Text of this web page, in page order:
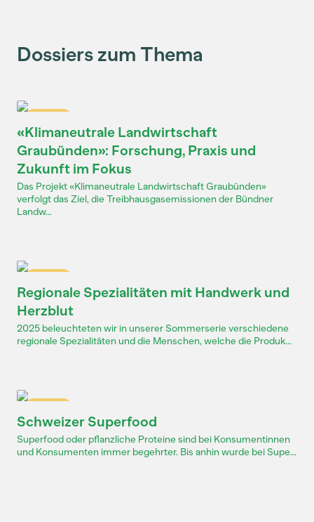
Dossiers zum Thema
«Klimaneutrale Landwirtschaft
Graubünden»: Forschung, Praxis und
Zukunft im Fokus
Das Projekt «Klimaneutrale Landwirtschaft Graubünden»
verfolgt das Ziel, die Treibhausgasemissionen der Bündner
Landw...
Regionale Spezialitäten mit Handwerk und
Herzblut
2025 beleuchteten wir in unserer Sommerserie verschiedene
regionale Spezialitäten und die Menschen, welche die Produk...
Schweizer Superfood
Superfood oder pflanzliche Proteine sind bei Konsumentinnen
und Konsumenten immer begehrter. Bis anhin wurde bei Supe...